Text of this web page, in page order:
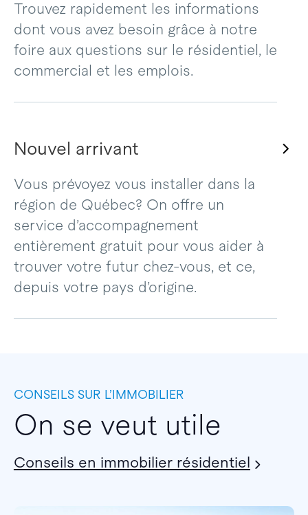
Trouvez rapidement les informations
dont vous avez besoin grâce à notre
foire aux questions sur le résidentiel, le
commercial et les emplois.
Nouvel arrivant
Vous prévoyez vous installer dans la
région de Québec? On offre un
service d’accompagnement
entièrement gratuit pour vous aider à
trouver votre futur chez-vous, et ce,
depuis votre pays d’origine.
CONSEILS SUR L’IMMOBILIER
On se veut utile
Conseils en immobilier résidentiel